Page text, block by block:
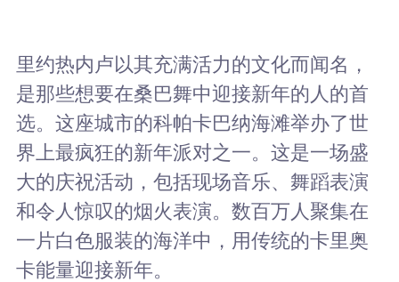
里约热内卢以其充满活力的文化而闻名，
是那些想要在桑巴舞中迎接新年的人的首
选。这座城市的科帕卡巴纳海滩举办了世
界上最疯狂的新年派对之一。这是一场盛
大的庆祝活动，包括现场音乐、舞蹈表演
和令人惊叹的烟火表演。数百万人聚集在
一片白色服装的海洋中，用传统的卡里奥
卡能量迎接新年。